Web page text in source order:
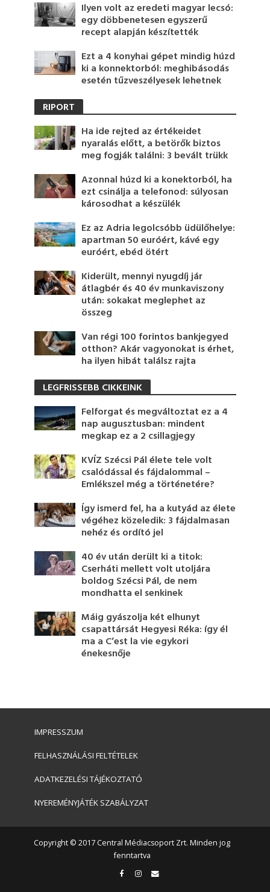
Ilyen volt az eredeti magyar lecsó:
egy döbbenetesen egyszerű
recept alapján készítették
Ezt a 4 konyhai gépet mindig húzd
ki a konnektorból: meghibásodás
esetén tűzveszélyesek lehetnek
RIPORT
Ha ide rejted az értékeidet
nyaralás előtt, a betörők biztos
meg fogják találni: 3 bevált trükk
Azonnal húzd ki a konektorból, ha
ezt csinálja a telefonod: súlyosan
károsodhat a készülék
Ez az Adria legolcsóbb üdülőhelye:
apartman 50 euróért, kávé egy
euróért, ebéd ötért
Kiderült, mennyi nyugdíj jár
átlagbér és 40 év munkaviszony
után: sokakat meglephet az
összeg
Van régi 100 forintos bankjegyed
otthon? Akár vagyonokat is érhet,
ha ilyen hibát találsz rajta
LEGFRISSEBB CIKKEINK
Felforgat és megváltoztat ez a 4
nap augusztusban: mindent
megkap ez a 2 csillagjegy
KVÍZ Szécsi Pál élete tele volt
csalódással és fájdalommal –
Emlékszel még a történetére?
Így ismerd fel, ha a kutyád az élete
végéhez közeledik: 3 fájdalmasan
nehéz és ordító jel
40 év után derült ki a titok:
Cserháti mellett volt utoljára
boldog Szécsi Pál, de nem
mondhatta el senkinek
Máig gyászolja két elhunyt
csapattársát Hegyesi Réka: így él
ma a C’est la vie egykori
énekesnője
IMPRESSZUM
FELHASZNÁLÁSI FELTÉTELEK
ADATKEZELÉSI TÁJÉKOZTATÓ
NYEREMÉNYJÁTÉK SZABÁLYZAT
Copyright © 2017 Central Médiacsoport Zrt. Minden jog
fenntartva